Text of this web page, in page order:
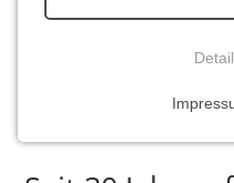
Individuelle